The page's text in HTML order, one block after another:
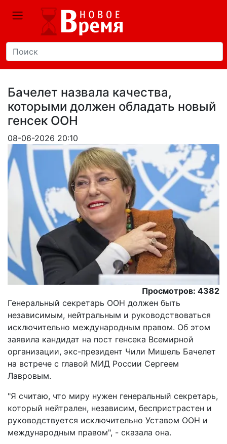
Бачелет назвала качества,
которыми должен обладать новый
генсек ООН
08-06-2026 20:10
Просмотров: 4382
Генеральный секретарь ООН должен быть
независимым, нейтральным и руководствоваться
исключительно международным правом. Об этом
заявила кандидат на пост генсека Всемирной
организации, экс-президент Чили Мишель Бачелет
на встрече с главой МИД России Сергеем
Лавровым.
"Я считаю, что миру нужен генеральный секретарь,
который нейтрален, независим, беспристрастен и
руководствуется исключительно Уставом ООН и
международным правом", - сказала она.